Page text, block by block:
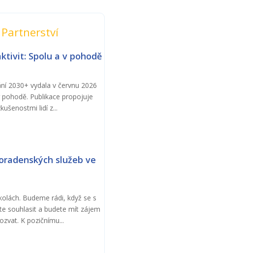
Spolu a v pohodě
2030+ vydala v červnu 2026
Publikace propojuje
lidí z...
služeb ve
Budeme rádi, když se s
souhlasit a budete mít zájem
K pozičnímu...